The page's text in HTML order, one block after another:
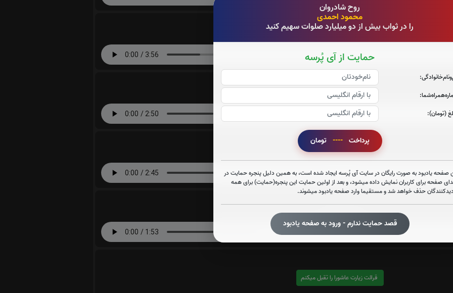
روح شادروان
محمود احمدی
را در ثواب بیش از دو میلیارد صلوات سهیم کنید
حمایت از آی پُرسه
(تومان):
پرداخت ---- تومان
صفحه یادبود به صورت رایگان در سایت آی پُرسه ایجاد شده است، به همین دلیل پنجره حمایت در
صفحه برای کاربران نمایش داده میشود، و بعد از اولین حمایت این پنجره(حمایت) برای همه
حذف خواهد شد و مستقیما وارد صفحه یادبود میشوند.
قصد حمایت ندارم - ورود به صفحه یادبود
صوت سوره نوح
صوت سوره نباء
صوت آیت الکرسی
قرائت زیارت عاشورا را تقبل میکنم